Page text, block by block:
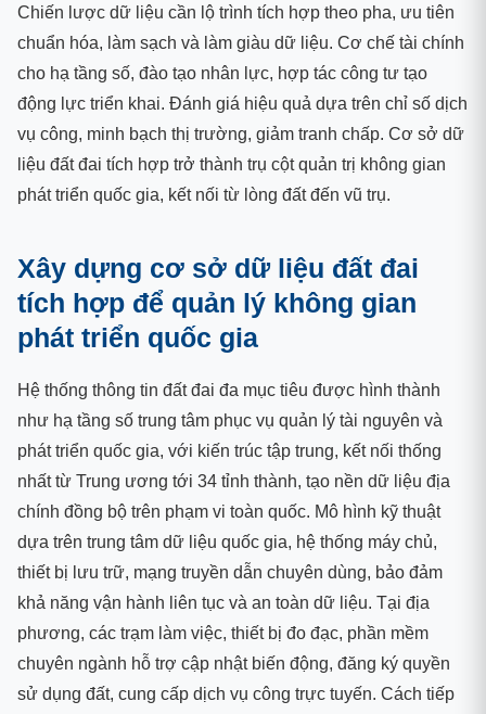
Chiến lược dữ liệu cần lộ trình tích hợp theo pha, ưu tiên
chuẩn hóa, làm sạch và làm giàu dữ liệu. Cơ chế tài chính
cho hạ tầng số, đào tạo nhân lực, hợp tác công tư tạo
động lực triển khai. Đánh giá hiệu quả dựa trên chỉ số dịch
vụ công, minh bạch thị trường, giảm tranh chấp. Cơ sở dữ
liệu đất đai tích hợp trở thành trụ cột quản trị không gian
phát triển quốc gia, kết nối từ lòng đất đến vũ trụ.
Xây dựng cơ sở dữ liệu đất đai
tích hợp để quản lý không gian
phát triển quốc gia
Hệ thống thông tin đất đai đa mục tiêu được hình thành
như hạ tầng số trung tâm phục vụ quản lý tài nguyên và
phát triển quốc gia, với kiến trúc tập trung, kết nối thống
nhất từ Trung ương tới 34 tỉnh thành, tạo nền dữ liệu địa
chính đồng bộ trên phạm vi toàn quốc. Mô hình kỹ thuật
dựa trên trung tâm dữ liệu quốc gia, hệ thống máy chủ,
thiết bị lưu trữ, mạng truyền dẫn chuyên dùng, bảo đảm
khả năng vận hành liên tục và an toàn dữ liệu. Tại địa
phương, các trạm làm việc, thiết bị đo đạc, phần mềm
chuyên ngành hỗ trợ cập nhật biến động, đăng ký quyền
sử dụng đất, cung cấp dịch vụ công trực tuyến. Cách tiếp